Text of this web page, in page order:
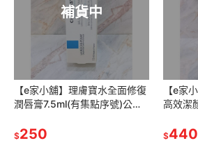
補貨中
【e家小舖】理膚寶水全面修復
潤唇膏7.5ml(有集點序號)公司
$250
【e家
高效潔
$440